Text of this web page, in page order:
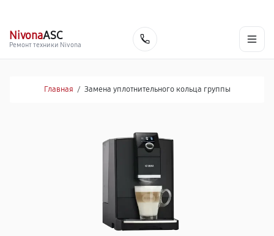
NivonaASC
Ремонт техники Nivona
Главная / Замена уплотнительного кольца группы